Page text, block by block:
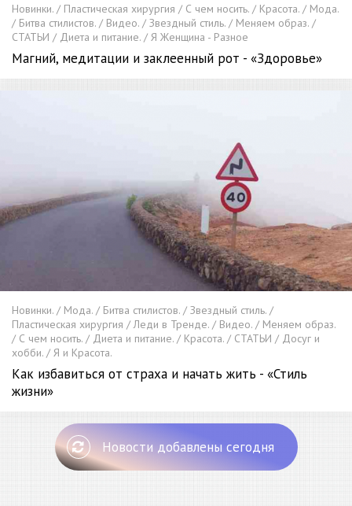
Новинки. / Пластическая хирургия / С чем носить. / Красота. / Мода.
/ Битва стилистов. / Видео. / Звездный стиль. / Меняем образ. /
СТАТЬИ / Диета и питание. / Я Женщина - Разное
Магний, медитации и заклеенный рот - «Здоровье»
Новинки. / Мода. / Битва стилистов. / Звездный стиль. /
Пластическая хирургия / Леди в Тренде. / Видео. / Меняем образ.
/ С чем носить. / Диета и питание. / Красота. / СТАТЬИ / Досуг и
хобби. / Я и Красота.
Как избавиться от страха и начать жить - «Стиль
жизни»
Новости добавлены сегодня